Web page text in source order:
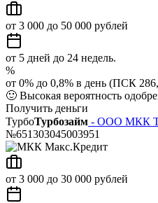
от 3 000 до 50 000 рублей
от 5 дней до 24 недель.
%
от 0% до 0,8% в день (ПСК
🙂 Высокая вероятность
Получить деньги
ТурбоТурбозайм - ООО МКК
№651303045003951
от 3 000 до 30 000 рублей